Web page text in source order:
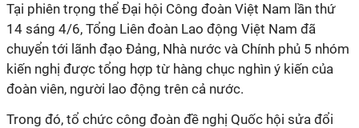
Tại phiên trọng thể Đại hội Công đoàn Việt Nam lần thứ
14 sáng 4/6, Tổng Liên đoàn Lao động Việt Nam đã
chuyển tới lãnh đạo Đảng, Nhà nước và Chính phủ 5 nhóm
kiến nghị được tổng hợp từ hàng chục nghìn ý kiến của
đoàn viên, người lao động trên cả nước.
Trong đó, tổ chức công đoàn đề nghị Quốc hội sửa đổi